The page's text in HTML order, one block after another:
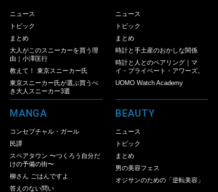
ニュース
トピック
まとめ
大人がこのスニーカーを買う理
由｜小澤匡行
教えて！ 東京スニーカー氏
東京スニーカー氏が選ぶ買うべ
き大人スニーカー3選
ニュース
トピック
まとめ
時計と手土産のおかしな関係
時計と人とのペアリング｜マ
イ・プライベート・アワーズ。
UOMO Watch Academy
MANGA
コンセプチャル・ガール
民譚
スペアタウン 〜つくろう自分だ
けの予備の街〜
柳さん ごはんですよ
答えのない問い
BEAUTY
ニュース
トピック
まとめ
男の美容フェス
オジサンのための「逆転美容」